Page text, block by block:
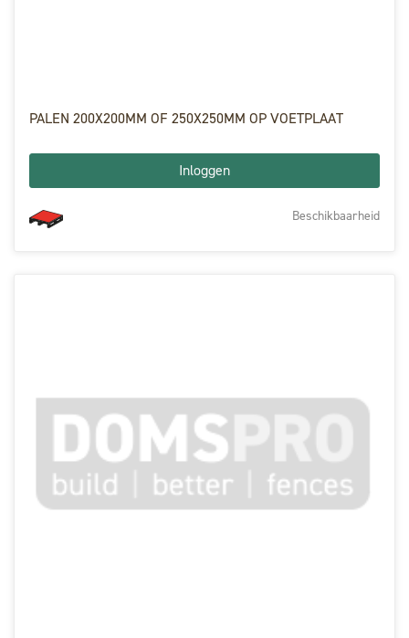
PALEN 200X200MM OF 250X250MM OP VOETPLAAT
Inloggen
Beschikbaarheid